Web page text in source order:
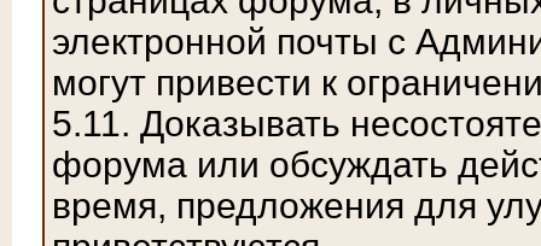
электронной почты с
могут привести к
5.11. Доказывать
форума или обсуждать
время, предложения для